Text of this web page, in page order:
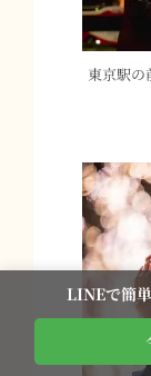
東京駅の
LINEで簡